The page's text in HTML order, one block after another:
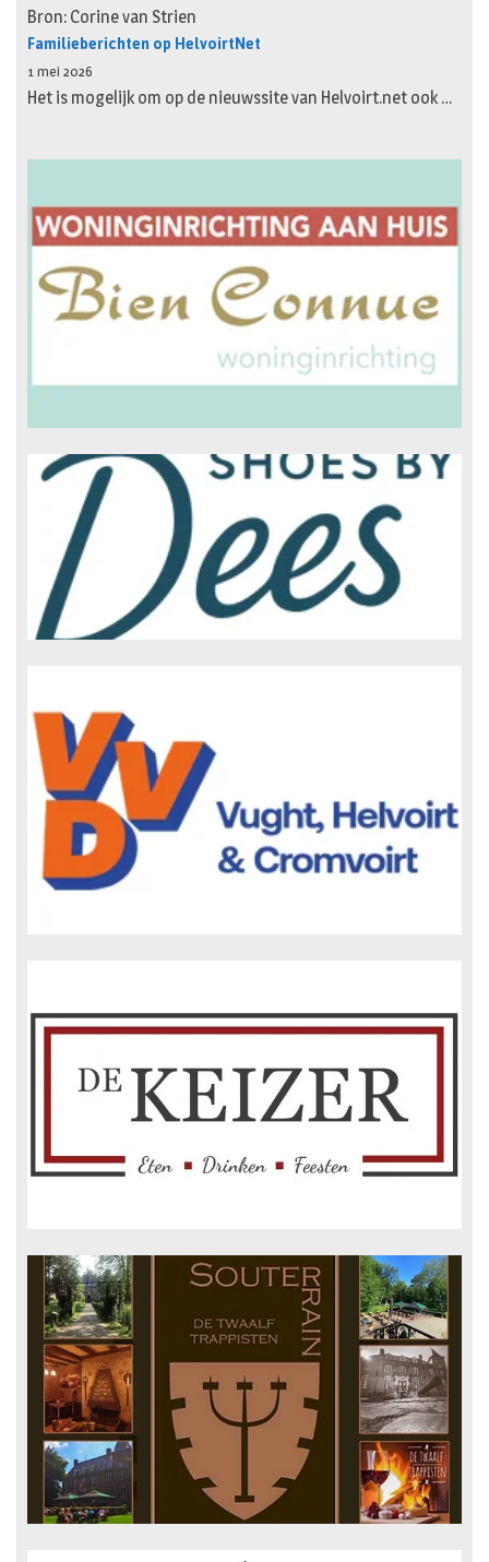
Bron: Corine van Strien
Familieberichten op HelvoirtNet
1 mei 2026
Het is mogelijk om op de nieuwssite van Helvoirt.net ook …